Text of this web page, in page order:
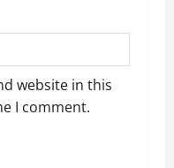
website in this
I comment.